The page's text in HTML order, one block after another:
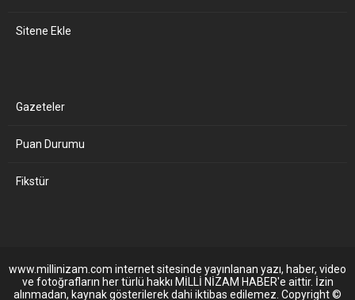
Sitene Ekle
Gazeteler
Puan Durumu
Fikstür
www.millinizam.com internet sitesinde yayınlanan yazı, haber, video
ve fotoğrafların her türlü hakkı MİLLİ NİZAM HABER'e aittir. İzin
alınmadan, kaynak gösterilerek dahi iktibas edilemez. Copyright ©